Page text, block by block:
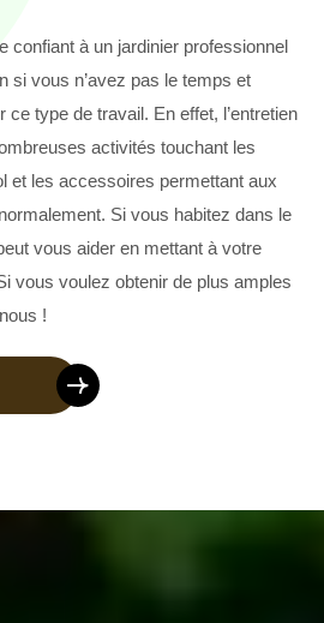
confiant à un jardinier professionnel
si vous n’avez pas le temps et
ce type de travail. En effet, l’entretien
activités touchant les
et les accessoires permettant aux
Si vous habitez dans le
vous aider en mettant à votre
vous voulez obtenir de plus amples
!